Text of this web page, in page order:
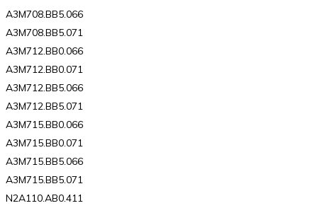
A3M708.BB5.066
A3M708.BB5.071
A3M712.BB0.066
A3M712.BB0.071
A3M712.BB5.066
A3M712.BB5.071
A3M715.BB0.066
A3M715.BB0.071
A3M715.BB5.066
A3M715.BB5.071
N2A110.AB0.411